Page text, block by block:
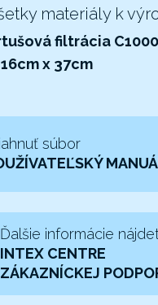
materiály k
filtrácia
x 37cm
súbor
Ďalšie informácie
INTEX CENTRE
ZÁKAZNÍCKEJ